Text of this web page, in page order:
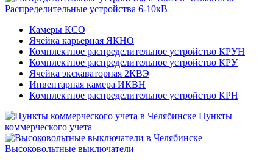
Распределительные устройства 6-10кВ
Камеры КСО
Ячейка карьерная ЯКНО
Комплектное распределительное устройство КРУН
Комплектное распределительное устройство КРУ
Ячейка экскаваторная 2КВЭ
Инвентарная камера ИКВН
Комплектное распределительное устройство КРН
Пункты
коммерческого учета
Высоковольтные выключатели